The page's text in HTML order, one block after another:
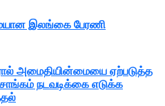
இலங்கை பேரணி
அமைதியின்மையை ஏற்படுத்த
நடவடிக்கை எடுக்க